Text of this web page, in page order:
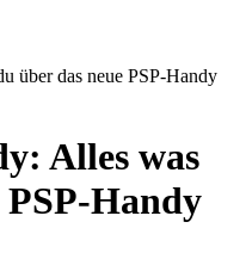
über das neue PSP-Handy
Alles was
PSP-Handy